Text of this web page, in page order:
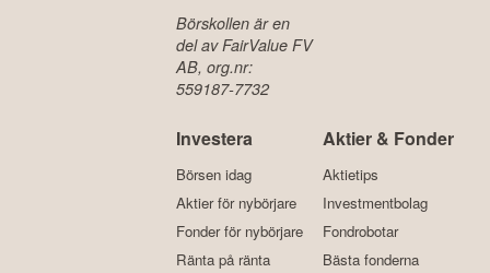
Börskollen är en
del av FairValue FV
AB, org.nr:
559187-7732
Investera
Börsen idag
Aktier för nybörjare
Fonder för nybörjare
Ränta på ränta
Aktier & Fonder
Aktietips
Investmentbolag
Fondrobotar
Bästa fonderna